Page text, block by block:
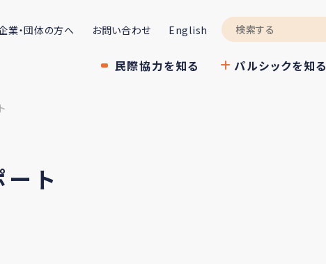
業・団体の方へ お問い合わせ English
民際協力を知る パルシックを知る
ト